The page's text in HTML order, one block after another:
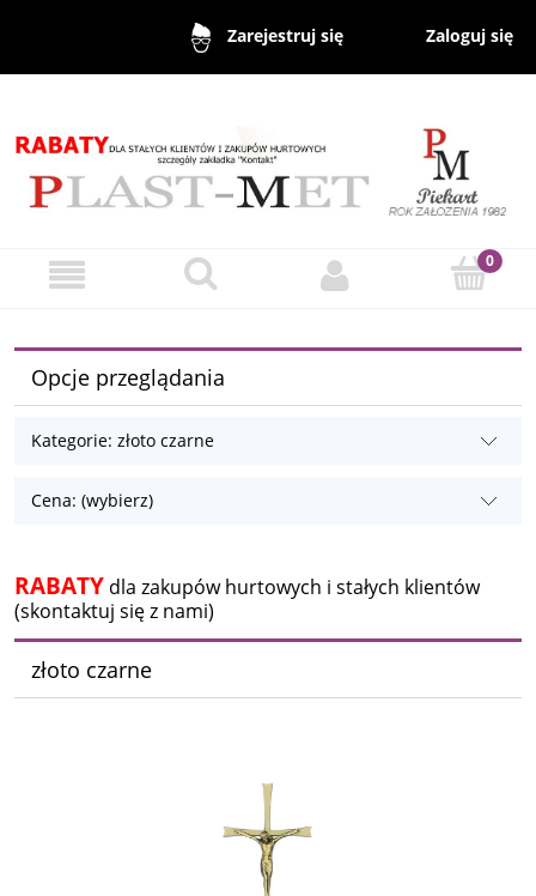
Zarejestruj się Zaloguj się
Opcje przeglądania
Kategorie: złoto czarne
Cena: (wybierz)
RABATY dla zakupów hurtowych i stałych klientów
(skontaktuj się z nami)
złoto czarne